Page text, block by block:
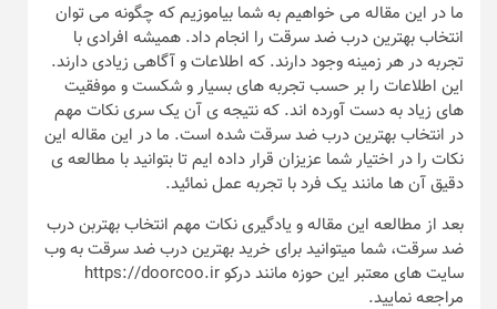
ما در این مقاله می خواهیم به شما بیاموزیم که چگونه می توان
انتخاب بهترین درب ضد سرقت را انجام داد. همیشه افرادی با
تجربه در هر زمینه وجود دارند. که اطلاعات و آگاهی زیادی دارند.
این اطلاعات را بر حسب تجربه های بسیار و شکست و موفقیت
های زیاد به دست آورده اند. که نتیجه ی آن یک سری نکات مهم
در انتخاب بهترین درب ضد سرقت شده است. ما در این مقاله این
نکات را در اختیار شما عزیزان قرار داده ایم تا بتوانید با مطالعه ی
دقیق آن ها مانند یک فرد با تجربه عمل نمائید.
بعد از مطالعه این مقاله و یادگیری نکات مهم انتخاب بهتربن درب
ضد سرقت، شما میتوانید برای خرید بهترین درب ضد سرقت به وب
سایت های معتبر این حوزه مانند درکو https://doorcoo.ir
مراجعه نمایید.